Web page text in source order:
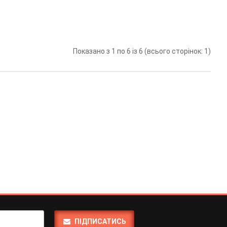
Показано з 1 по 6 із 6 (всього сторінок: 1)
ПІДПИСАТИСЬ